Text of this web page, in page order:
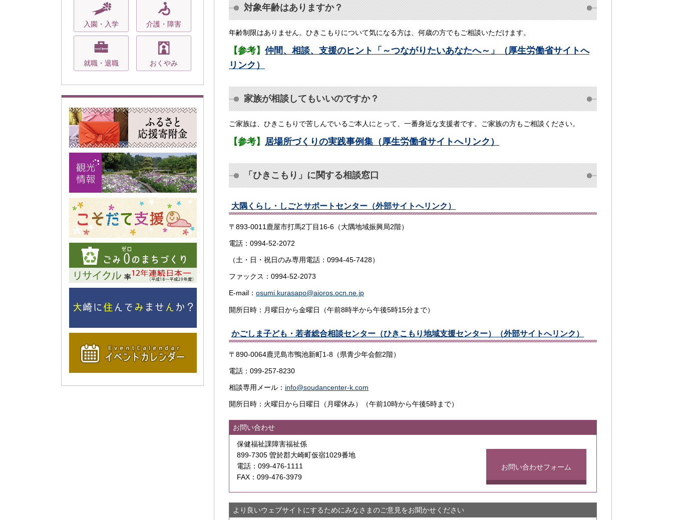
入園・入学 介護・障害
就職・退職 おくやみ
対象年齢はありますか？
年齢制限はありません。ひきこもりについて気になる方は、何歳の方でもご相談いただけます。
【参考】 仲間、相談、支援のヒント「～つながりたいあなたへ～」（厚生労働省サイトへ
リンク）
家族が相談してもいいのですか？
ご家族は、ひきこもりで苦しんでいるご本人にとって、一番身近な支援者です。ご家族の方もご相談ください。
【参考】 居場所づくりの実践事例集（厚生労働省サイトへリンク）
「ひきこもり」に関する相談窓口
大隅くらし・しごとサポートセンター（外部サイトへリンク）
〒893-0011鹿屋市打馬2丁目16-6（大隅地域振興局2階）
電話：0994-52-2072
（土・日・祝日のみ専用電話：0994-45-7428）
ファックス：0994-52-2073
E-mail： osumi.kurasapo@aioros.ocn.ne.jp
開所日時：月曜日から金曜日（午前8時半から午後5時15分まで）
かごしま子ども・若者総合相談センター（ひきこもり地域支援センター）（外部サイトへリンク）
〒890-0064鹿児島市鴨池新町1-8（県青少年会館2階）
電話：099-257-8230
相談専用メール： info@soudancenter-k.com
開所日時：火曜日から日曜日（月曜休み）（午前10時から午後5時まで）
お問い合わせ
保健福祉課障害福祉係
899-7305 曽於郡大崎町仮宿1029番地
電話：099-476-1111
FAX：099-476-3979
お問い合わせフォーム
より良いウェブサイトにするためにみなさまのご意見をお聞かせください